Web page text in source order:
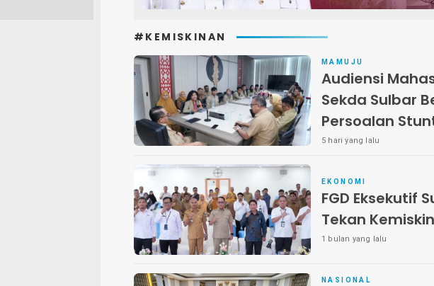
#KEMISKINAN
MAMUJU
Audiensi
Sekda Sulbar
Persoalan
5 hari yang lalu
EKONOMI
FGD Eksekutif
Tekan
1 bulan yang lalu
NASIONAL